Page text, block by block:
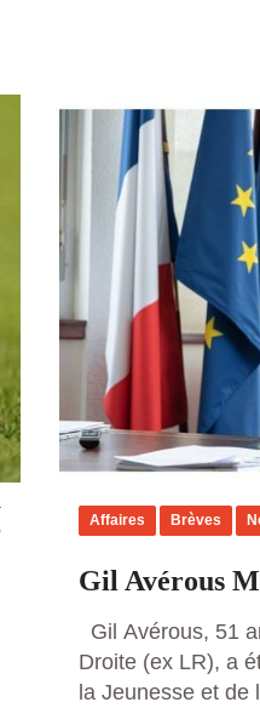
Affaires Brèves
Gil Avérous
Gil Avérous, 51
Droite (ex LR), a
la Jeunesse et de